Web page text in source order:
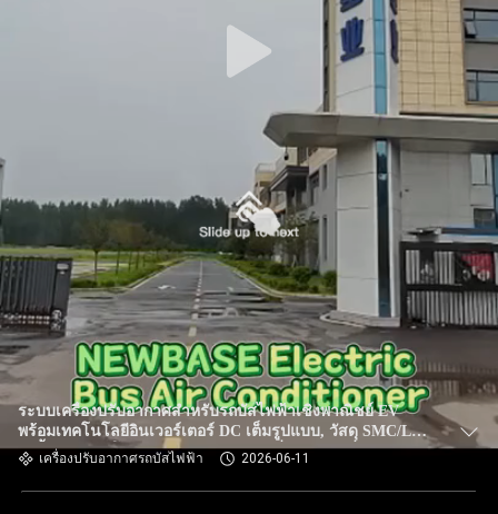
ระบบเครื่องปรับอากาศสำหรับรถบัสไฟฟ้าเชิงพาณิชย์ EV
พร้อมเทคโนโลยีอินเวอร์เตอร์ DC เต็มรูปแบบ, วัสดุ SMC/LFT-
D ขั้นสูง, และโครงสร้างคอนเดนเซอร์ที่เหมาะสมที่สุด
เครื่องปรับอากาศรถบัสไฟฟ้า 2026-06-11